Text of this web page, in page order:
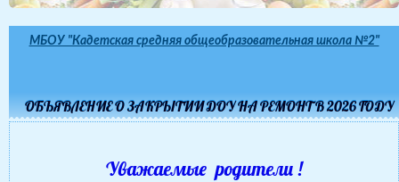
МБОУ "Кадетская средняя общеобразовательная школа №2"
ОБЪЯВЛЕНИЕ О ЗАКРЫТИИ ДОУ НА РЕМОНТ В 2026 ГОДУ
Уважаемые родители !